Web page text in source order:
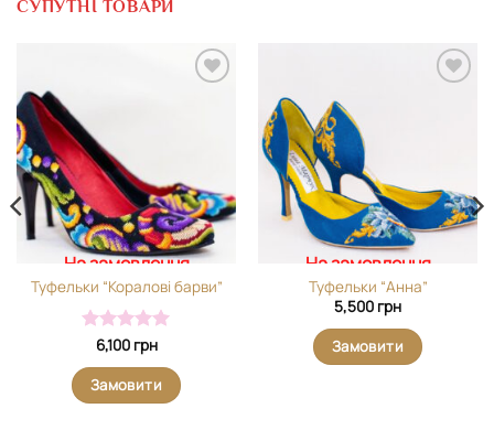
СУПУТНІ ТОВАРИ
На замовлення
Туфельки “Коралові барви”
Оцінено в
6,100 грн
Замовити
На замовлення
Туфельки “Анна”
5,500 грн
Замовити